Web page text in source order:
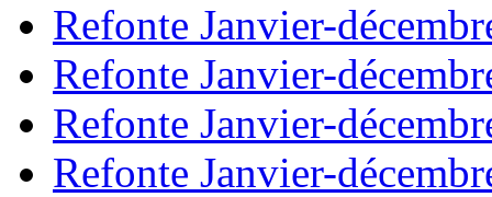
Refonte Janvier-
Refonte Janvier-
Refonte Janvier-
Refonte Janvier-